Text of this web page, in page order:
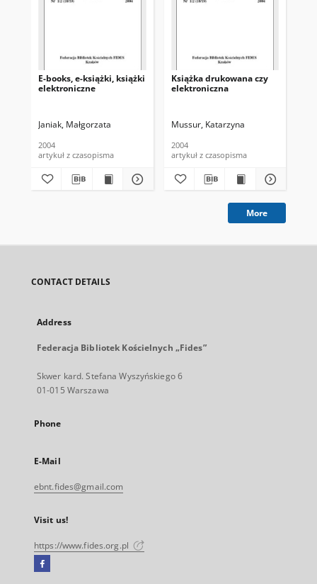
E-books, e-książki, książki
elektroniczne
Janiak, Małgorzata
2004
artykuł z czasopisma
Książka drukowana czy
elektroniczna
Mussur, Katarzyna
2004
artykuł z czasopisma
More
CONTACT DETAILS
Address
Federacja Bibliotek Kościelnych „Fides”
Skwer kard. Stefana Wyszyńskiego 6
01-015 Warszawa
Phone
E-Mail
ebnt.fides@gmail.com
Visit us!
https://www.fides.org.pl
Facebook